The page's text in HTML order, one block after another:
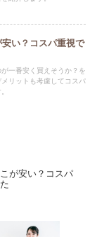
い？コスパ重視で
一番安く買えそうか？を
リットも考慮してコスパ
が安い？コスパ